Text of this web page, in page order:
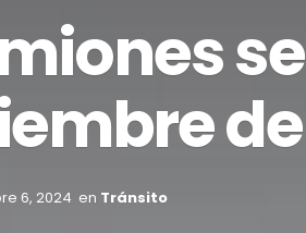
6, 2024 en Tránsito